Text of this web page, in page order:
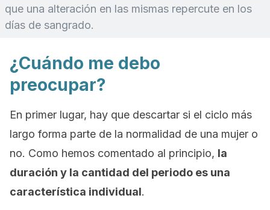
que una alteración en las mismas repercute en los
días de sangrado.
¿Cuándo me debo
preocupar?
En primer lugar, hay que descartar si el ciclo más
largo forma parte de la normalidad de una mujer o
no. Como hemos comentado al principio, la
duración y la cantidad del periodo es una
característica individual.